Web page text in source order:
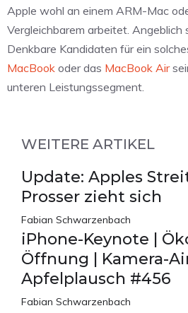
Apple wohl an einem ARM-Mac
Vergleichbarem arbeitet. Angeblich
Denkbare Kandidaten für ein
MacBook oder das MacBook Air
unteren Leistungssegment.
WEITERE ARTIKEL
Update: Apples
Prosser zieht sich
Fabian Schwarzenbach
iPhone-Keynote |
Öffnung | Kamera-
Apfelplausch #456
Fabian Schwarzenbach